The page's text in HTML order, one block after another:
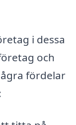
i dessa
och
fördelar